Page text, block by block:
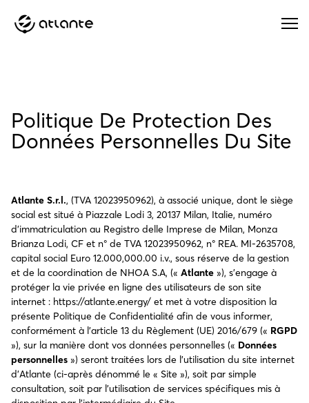
Menu
Politique De Protection Des
Données Personnelles Du Site
Atlante S.r.l., (TVA 12023950962), à associé unique, dont le siège
social est situé à Piazzale Lodi 3, 20137 Milan, Italie, numéro
d’immatriculation au Registro delle Imprese de Milan, Monza
Brianza Lodi, CF et n° de TVA 12023950962, n° REA. MI-2635708,
capital social Euro 12.000,000.00 i.v., sous réserve de la gestion
et de la coordination de NHOA S.A, (« Atlante »), s’engage à
protéger la vie privée en ligne des utilisateurs de son site
internet : https://atlante.energy/ et met à votre disposition la
présente Politique de Confidentialité afin de vous informer,
conformément à l’article 13 du Règlement (UE) 2016/679 (« RGPD
»), sur la manière dont vos données personnelles (« Données
personnelles ») seront traitées lors de l’utilisation du site internet
d’Atlante (ci-après dénommé le « Site »), soit par simple
consultation, soit par l’utilisation de services spécifiques mis à